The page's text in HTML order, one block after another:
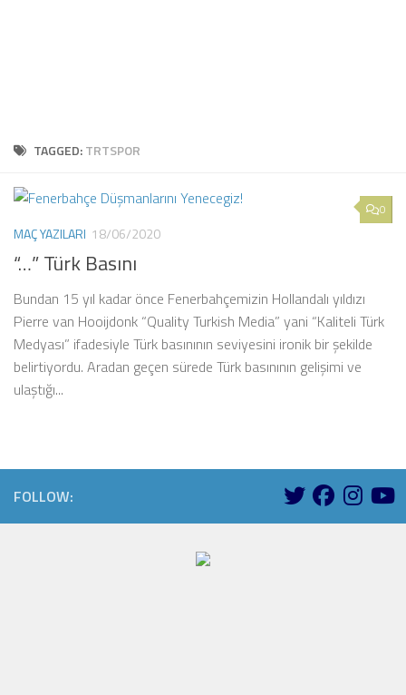
TAGGED:TRTSPOR
0
MAÇ YAZILARI 18/06/2020
“…” Türk Basını
Bundan 15 yıl kadar önce Fenerbahçemizin Hollandalı yıldızı
Pierre van Hooijdonk “Quality Turkish Media” yani “Kaliteli Türk
Medyası” ifadesiyle Türk basınının seviyesini ironik bir şekilde
belirtiyordu. Aradan geçen sürede Türk basınının gelişimi ve
ulaştığı...
FOLLOW: